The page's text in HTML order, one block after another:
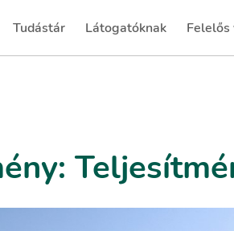
Tudástár
(current) Látogatóknak
(current)